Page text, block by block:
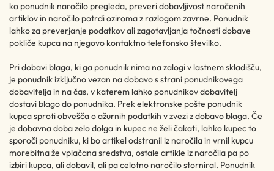
ko ponudnik naročilo pregleda, preveri dobavljivost naročenih
artiklov in naročilo potrdi oziroma z razlogom zavrne. Ponudnik
lahko za preverjanje podatkov ali zagotavljanja točnosti dobave
pokliče kupca na njegovo kontaktno telefonsko številko.
Pri dobavi blaga, ki ga ponudnik nima na zalogi v lastnem skladišču,
je ponudnik izključno vezan na dobavo s strani ponudnikovega
dobavitelja in na čas, v katerem lahko ponudnikov dobavitelj
dostavi blago do ponudnika. Prek elektronske pošte ponudnik
kupca sproti obvešča o ažurnih podatkih v zvezi z dobavo blaga. Če
je dobavna doba zelo dolga in kupec ne želi čakati, lahko kupec to
sporoči ponudniku, ki bo artikel odstranil iz naročila in vrnil kupcu
morebitna že vplačana sredstva, ostale artikle iz naročila pa po
izbiri kupca, ali dobavil, ali pa celotno naročilo storniral. Ponudnik